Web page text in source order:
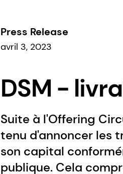
Press Release
avril 3, 2023
DSM -
Suite à l'Offering
tenu d'annoncer les
son capital
publique. Cela